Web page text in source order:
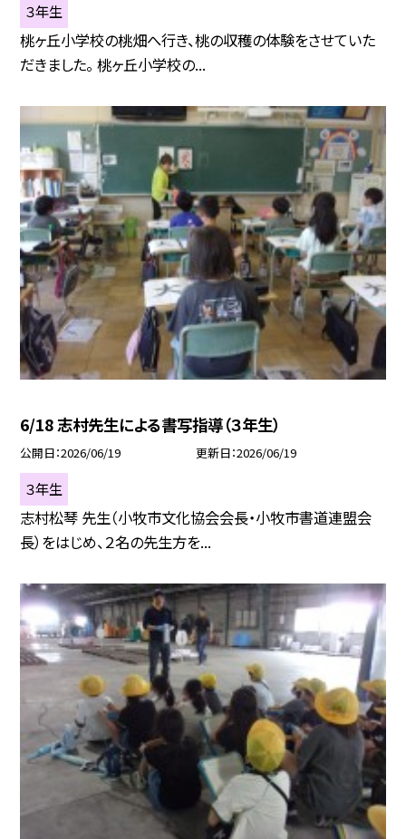
３年生
桃ヶ丘小学校の桃畑へ行き、桃の収穫の体験をさせていた
だきました。 桃ヶ丘小学校の...
6/18 志村先生による書写指導（３年生）
公開日 2026/06/19 更新日 2026/06/19
３年生
志村松琴 先生（小牧市文化協会会長・小牧市書道連盟会
長）をはじめ、２名の先生方を...